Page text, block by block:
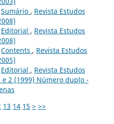
Sumário , Revista Estudos
Editorial , Revista Estudos
Contents , Revista Estudos
Editorial , Revista Estudos
e 2 (1999) Número duplo -
13 14 15 > >>